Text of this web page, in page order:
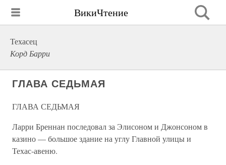
ВикиЧтение
Техасец
Корд Барри
ГЛАВА СЕДЬМАЯ
ГЛАВА СЕДЬМАЯ
Ларри Бреннан последовал за Элисоном и Джонсоном в
казино — большое здание на углу Главной улицы и
Техас-авеню.